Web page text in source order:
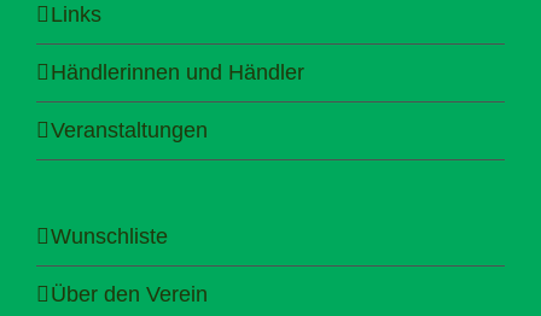
Links
Händlerinnen und Händler
Veranstaltungen
Wunschliste
Über den Verein